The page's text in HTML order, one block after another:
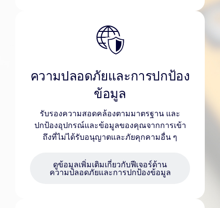
ความปลอดภัยและการปกป้อง
ข้อมูล
รับรองความสอดคล้องตามมาตรฐาน และ
ปกป้องอุปกรณ์และข้อมูลของคุณจากการเข้า
ถึงที่ไม่ได้รับอนุญาตและภัยคุกคามอื่น ๆ
ดูข้อมูลเพิ่มเติมเกี่ยวกับฟีเจอร์ด้าน
ความปลอดภัยและการปกป้องข้อมูล